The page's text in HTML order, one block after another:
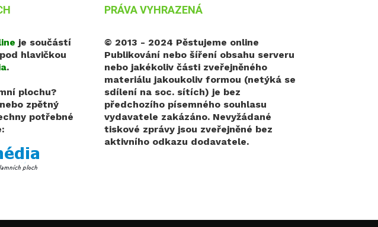
je součástí
hlavičkou
.
plochu?
zpětný
potřebné
PRÁVA VYHRAZENÁ
© 2013 - 2024 Pěstujeme online
Publikování nebo šíření obsahu serveru
nebo jakékoliv části zveřejněného
materiálu jakoukoliv formou (netýká se
sdílení na soc. sítích) je bez
předchozího písemného souhlasu
vydavatele zakázáno. Nevyžádané
tiskové zprávy jsou zveřejněné bez
aktivního odkazu dodavatele.